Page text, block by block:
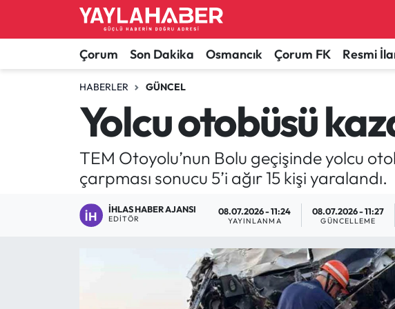
Çorum Son Dakika Osmancık Çorum FK Resmi
HABERLER GÜNCEL
Yolcu otobüsü
TEM Otoyolu’nun Bolu geçişinde yolcu
çarpması sonucu 5’i ağır 15 kişi yaralandı.
İHLAS HABER AJANSI
EDITÖR
08.07.2026 - 11:24
YAYINLANMA
08.07.2026 - 11:27
GÜNCELLEME
Alaca Haberleri
Bayat Haberleri
Bilgi - Keşfet Haberleri
Bilim ve Teknoloji
Boğazkale Haberleri
Çorum Haberleri
Çorum Son Dakika Haberleri
Çorum Nöbetçi Eczaneler
Çorum Hava Durumu
Çorum Namaz Vakitleri
Çorum Trafik Yoğunluk Haritası
TFF 1.Lig Puan Durumu ve Fikstür
Tüm Manşetler